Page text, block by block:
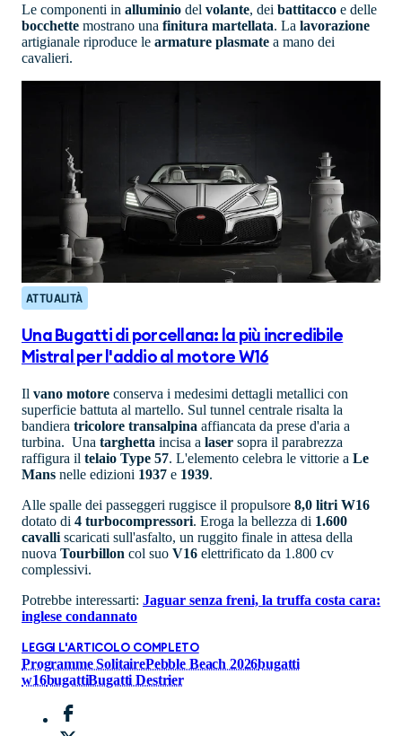
Le componenti in alluminio del volante, dei battitacco e delle
bocchette mostrano una finitura martellata. La lavorazione
artigianale riproduce le armature plasmate a mano dei
cavalieri.
ATTUALITÀ
Una Bugatti di porcellana: la più incredibile
Mistral per l'addio al motore W16
Il vano motore conserva i medesimi dettagli metallici con
superficie battuta al martello. Sul tunnel centrale risalta la
bandiera tricolore transalpina affiancata da prese d'aria a
turbina. Una targhetta incisa a laser sopra il parabrezza
raffigura il telaio Type 57. L'elemento celebra le vittorie a Le
Mans nelle edizioni 1937 e 1939.
Alle spalle dei passeggeri ruggisce il propulsore 8,0 litri W16
dotato di 4 turbocompressori. Eroga la bellezza di 1.600
cavalli scaricati sull'asfalto, un ruggito finale in attesa della
nuova Tourbillon col suo V16 elettrificato da 1.800 cv
complessivi.
Potrebbe interessarti: Jaguar senza freni, la truffa costa cara:
inglese condannato
LEGGI L'ARTICOLO COMPLETO
Programme SolitairePebble Beach 2026bugatti
w16bugattiBugatti Destrier